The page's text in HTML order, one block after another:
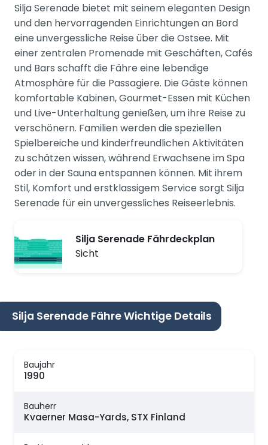
Silja Serenade bietet mit seinem eleganten Design
und den hervorragenden Einrichtungen an Bord
eine unvergessliche Reise über die Ostsee. Mit
einer zentralen Promenade mit Geschäften, Cafés
und Bars schafft die Fähre eine lebendige
Atmosphäre für die Passagiere. Die Gäste können
komfortable Kabinen, Gourmet-Essen mit Küchen
und Live-Unterhaltung genießen, um ihre Reise zu
verschönern. Familien werden die speziellen
Spielbereiche und kinderfreundlichen Aktivitäten
zu schätzen wissen, während Erwachsene im Spa
oder in der Sauna entspannen können. Mit ihrem
Stil, Komfort und erstklassigem Service sorgt Silja
Serenade für ein unvergessliches Reiseerlebnis.
Silja Serenade Fährdeckplan
Sicht
Silja Serenade Fähre Wichtige Details
Baujahr
1990
Bauherr
Kvaerner Masa-Yards, STX Finland